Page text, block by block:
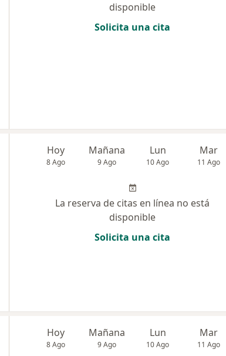
disponible
Solicita una cita
Hoy
8 Ago
Mañana
9 Ago
Lun
10 Ago
Mar
11 Ago
La reserva de citas en línea no está
disponible
Solicita una cita
Hoy
8 Ago
Mañana
9 Ago
Lun
10 Ago
Mar
11 Ago